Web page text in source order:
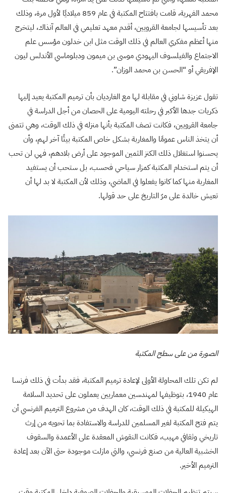
محمد الفهرية، قامت بافتتاح المكتبة في عام 859 ميلاديًا لأول مرة، وذلك
بعد تأسيسها لجامعة القرويين، أقدم معهد تعليمي في العالم آنذاك، ليتخرج
منها أعظم مفكري العالم في ذلك الوقت مثل ابن خدلون مؤسس علم
الاجتماع والفيلسوف اليهودي موسى بن ميمون ودبلوماسي الأندلس ليون
الإفريقي أو “الحسن بن محمد الوزان”.
تقول عزيزة شاوني في مقابلة لها مع الغارديان بأن ترميم المكتبة يعيد إليها
ذكريات جدها الأكبر في رحلته اليومية على الحصان من أجل الدراسة في
جامعة القرويين، فكانت تصف المكتبة بأنها منزله في ذلك الوقت، وهي تتمنى
أن يتخذ الناس عمومًا والمغاربة بشكل خاص المكتبة بيتًا آخر لهم، وأن
يحسنوا استغلال ذلك الكنز الثمين الموجود على أرض بلادهم، فهي لن تحب
أن يتم استخدام المكتبة كمزار سياحي فحسب، بل ستحب أن يستفيد
المغاربة منها كما كانوا يفعلوا في الماضي، وذلك لأن المكتبة لا بد لها أن
تعيش خالدة على مرّ التاريخ على حد قولها.
الصورة من على سطح المكتبة
لم تكن تلك المحاولة الأولى لإعادة ترميم المكتبة، فقد بدأت في ذلك فرنسا
عام 1940، بتوظيفها لمهندسين معماريين يعملون على تحديد السلامة
الهيكيلة للمكتبة في ذلك الوقت، كان الهدف من مشروع الترميم الفرنسي أن
يتم فتح المكتبة لغير المسلمين للدراسة والاستفادة بما تحويه من إرث
تاريخي وثقافي مهيب، فكانت النقوش المعقدة على الأعمدة والسقوف
الخشبية العالية من صنع فرنسي، والتي مازلت موجودة حتى الآن بعد إعادة
الترميم الأخير.